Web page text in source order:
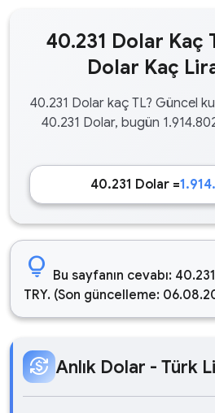
40.231 Dolar Kaç
Dolar Kaç
40.231 Dolar kaç TL? Güncel
40.231 Dolar, bugün
40.231 Dolar =
lightbulb Bu sayfanın cevabı:
TRY. (Son güncelleme:
currency_exchange Anlık Dolar - Türk